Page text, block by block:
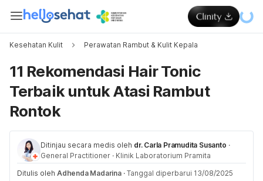
Kesehatan Kulit Perawatan Rambut & Kulit Kepala
11 Rekomendasi Hair Tonic
Terbaik untuk Atasi Rambut
Rontok
Ditinjau secara medis oleh dr. Carla Pramudita Susanto ·
General Practitioner · Klinik Laboratorium Pramita
Ditulis oleh Adhenda Madarina · Tanggal diperbarui 13/08/2025